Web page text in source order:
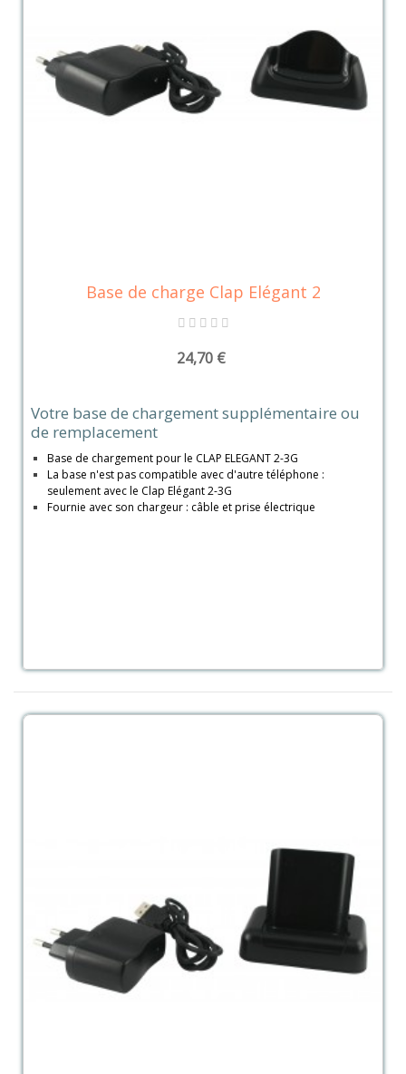
Base de charge Clap Elégant 2
24,70 €
Votre base de chargement supplémentaire ou
de remplacement
Base de chargement pour le CLAP ELEGANT 2-3G
La base n'est pas compatible avec d'autre téléphone :
seulement avec le Clap Elégant 2-3G
Fournie avec son chargeur : câble et prise électrique